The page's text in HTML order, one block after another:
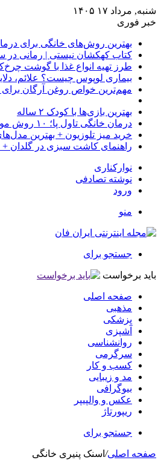
شنبه, مرداد ۱۷ ۱۴۰۵
خبر فوری
بهترین روش‌های خانگی برای
کتاب کهکشان نیستی | رمانی
طرز تهیه انواع غذا با گوشت
بیماری لوپوس چیست؟ علائم،
مهم‌ترین خواص روغن آرگان برای
بهترین بازی‌ها با کودک ۲ ساله
درمان خانگی تاول پا؛ ۱۰ روش موثر برای تسکین درد و بهبود سریع
خرید میز تلوزیون + بهترین مدل‌های
راهنمای کاشت سبزی در گلدان + ۷ گیاه پرطرفدار
نوارکناری
نوشته تصادفی
ورود
منو
جستجو برای
باید برخواست
صفحه اصلی
مذهبی
پزشکی
آشپزی
روانشناسی
سرگرمی
کسب و کار
مد و زیبایی
بیوگرافی
عکس و والپیپر
ریپورتاژ
جستجو برای
صفحه اصلی/ اسنک پنیری خانگی